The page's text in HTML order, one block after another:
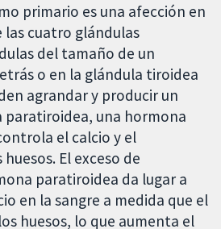
primario es una afección en
las cuatro glándulas
del tamaño de un
o en la glándula tiroidea
agrandar y producir un
paratiroidea, una hormona
el calcio y el
El exceso de
paratiroidea da lugar a
en la sangre a medida que el
huesos, lo que aumenta el